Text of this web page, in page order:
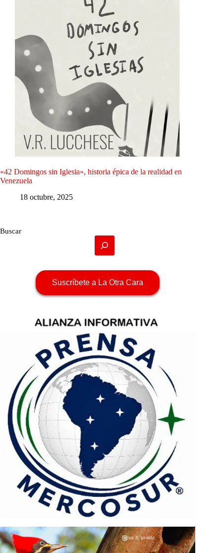
«42 Domingos sin Iglesia», historia épica de la realidad en
Venezuela
18 octubre, 2025
Buscar
Suscríbete a La Otra Cara